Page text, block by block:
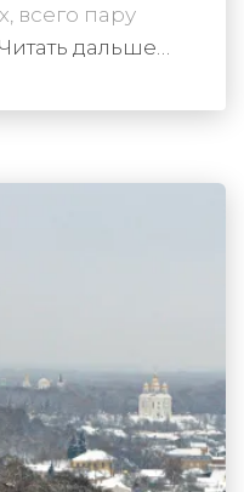
всего пару
Читать дальше…